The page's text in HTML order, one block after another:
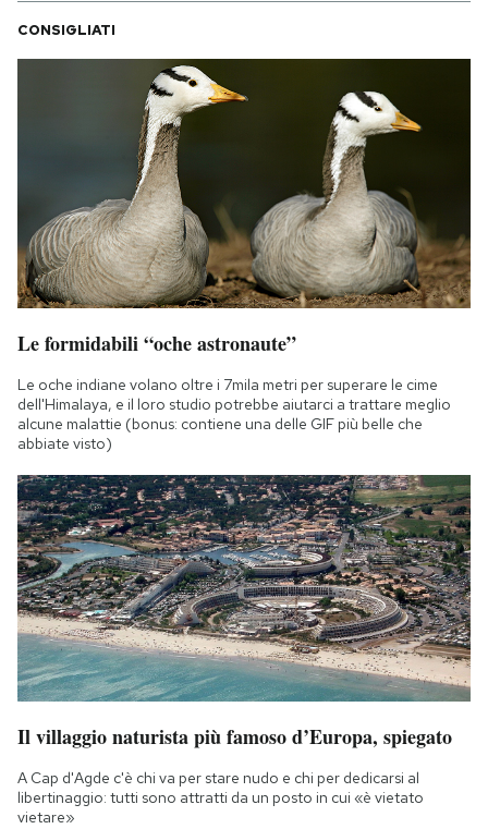
CONSIGLIATI
Le formidabili “oche astronaute”
Le oche indiane volano oltre i 7mila metri per superare le cime
dell'Himalaya, e il loro studio potrebbe aiutarci a trattare meglio
alcune malattie (bonus: contiene una delle GIF più belle che
abbiate visto)
Il villaggio naturista più famoso d’Europa, spiegato
A Cap d'Agde c'è chi va per stare nudo e chi per dedicarsi al
libertinaggio: tutti sono attratti da un posto in cui «è vietato
vietare»